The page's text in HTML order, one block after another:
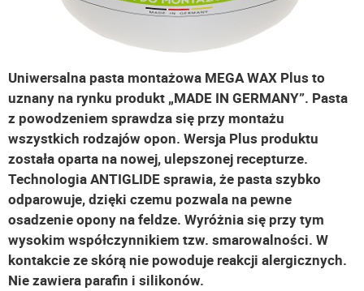
Uniwersalna pasta montażowa MEGA WAX Plus to
uznany na rynku produkt „MADE IN GERMANY”. Pasta
z powodzeniem sprawdza się przy montażu
wszystkich rodzajów opon. Wersja Plus produktu
została oparta na nowej, ulepszonej recepturze.
Technologia ANTIGLIDE sprawia, że pasta szybko
odparowuje, dzięki czemu pozwala na pewne
osadzenie opony na feldze. Wyróżnia się przy tym
wysokim współczynnikiem tzw. smarowalności. W
kontakcie ze skórą nie powoduje reakcji alergicznych.
Nie zawiera parafin i silikonów.